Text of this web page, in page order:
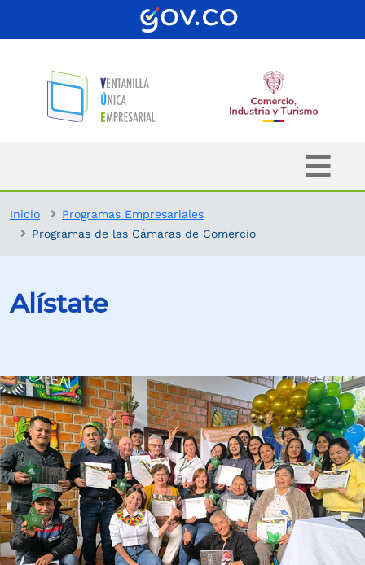
Inicio
Programas Empresariales
Programas de las Cámaras de Comercio
Alístate